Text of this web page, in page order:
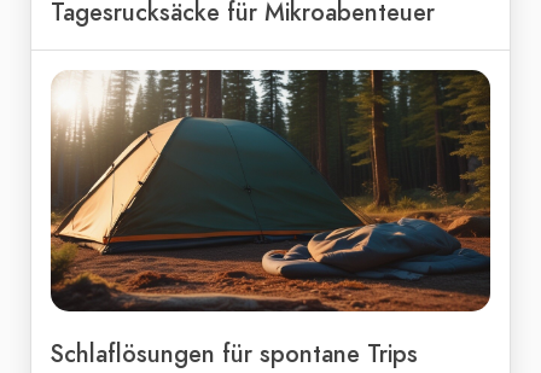
Tagesrucksäcke für Mikroabenteuer
Schlaflösungen für spontane Trips